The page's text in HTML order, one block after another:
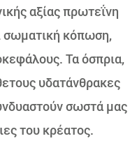
αξίας πρωτεΐνη
σωματική κόπωση,
Τα όσπρια,
υδατάνθρακες
σωστά μας
του κρέατος.